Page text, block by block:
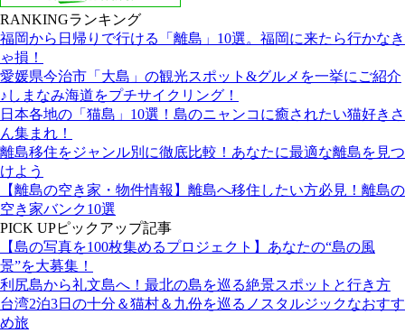
RANKINGランキング
福岡から日帰りで行ける「離島」10選。福岡に来たら行かなき
ゃ損！
愛媛県今治市「大島」の観光スポット&グルメを一挙にご紹介
♪しまなみ海道をプチサイクリング！
日本各地の「猫島」10選！島のニャンコに癒されたい猫好きさ
ん集まれ！
離島移住をジャンル別に徹底比較！あなたに最適な離島を見つ
けよう
【離島の空き家・物件情報】離島へ移住したい方必見！離島の
空き家バンク10選
PICK UPピックアップ記事
【島の写真を100枚集めるプロジェクト】あなたの“島の風
景”を大募集！
利尻島から礼文島へ！最北の島を巡る絶景スポットと行き方
台湾2泊3日の十分＆猫村＆九份を巡るノスタルジックなおすす
め旅